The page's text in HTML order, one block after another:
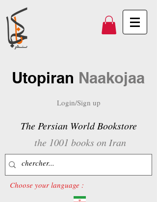
Utopiran Naakojaa
Login/Sign up
The Persian World Bookstore
the 1001 books on Iran
Choose your language :